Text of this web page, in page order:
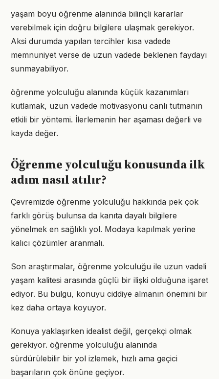
yaşam boyu öğrenme alanında bilinçli kararlar
verebilmek için doğru bilgilere ulaşmak gerekiyor.
Aksi durumda yapılan tercihler kısa vadede
memnuniyet verse de uzun vadede beklenen faydayı
sunmayabiliyor.
öğrenme yolculuğu alanında küçük kazanımları
kutlamak, uzun vadede motivasyonu canlı tutmanın
etkili bir yöntemi. İlerlemenin her aşaması değerli ve
kayda değer.
Öğrenme yolculuğu konusunda ilk
adım nasıl atılır?
Çevremizde öğrenme yolculuğu hakkında pek çok
farklı görüş bulunsa da kanıta dayalı bilgilere
yönelmek en sağlıklı yol. Modaya kapılmak yerine
kalıcı çözümler aranmalı.
Son araştırmalar, öğrenme yolculuğu ile uzun vadeli
yaşam kalitesi arasında güçlü bir ilişki olduğuna işaret
ediyor. Bu bulgu, konuyu ciddiye almanın önemini bir
kez daha ortaya koyuyor.
Konuya yaklaşırken idealist değil, gerçekçi olmak
gerekiyor. öğrenme yolculuğu alanında
sürdürülebilir bir yol izlemek, hızlı ama geçici
başarıların çok önüne geçiyor.